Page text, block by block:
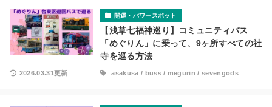
開運・パワースポット
【浅草七福神巡り】コミュニティバス
「めぐりん」に乗って、9ヶ所すべての社
寺を巡る方法
2026.03.31更新 asakusa / buss/ megurin /sevengods